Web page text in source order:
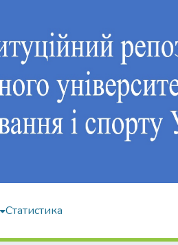
Статистика